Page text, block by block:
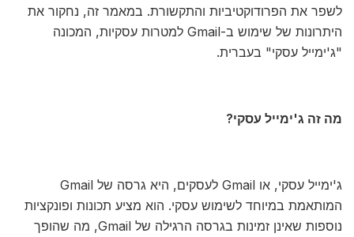
לשפר את הפרודוקטיביות והתקשורת. במאמר זה, נחקור את
היתרונות של שימוש ב-Gmail למטרות עסקיות, המכונה
"ג'ימייל עסקי" בעברית.
מה זה ג'ימייל עסקי?
ג'ימייל עסקי, או Gmail לעסקים, היא גרסה של Gmail
המותאמת במיוחד לשימוש עסקי. הוא מציע תכונות ופונקציות
נוספות שאינן זמינות בגרסה הרגילה של Gmail, מה שהופך